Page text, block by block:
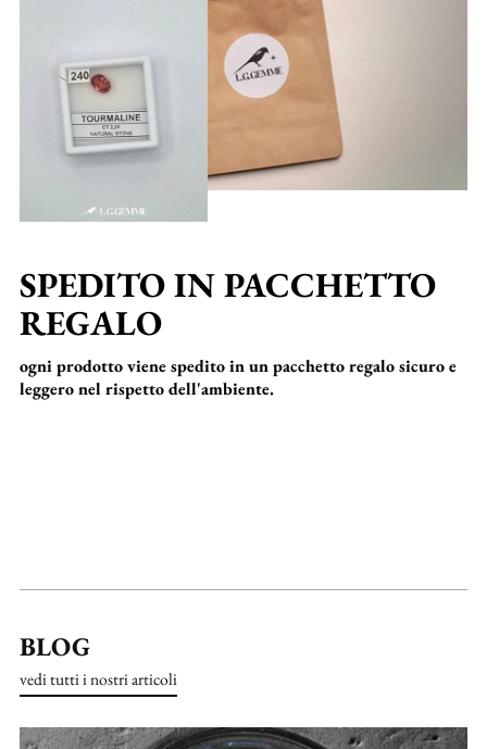
SPEDITO IN PACCHETTO
REGALO
ogni prodotto viene spedito in un pacchetto regalo sicuro e
leggero nel rispetto dell'ambiente.
BLOG
vedi tutti i nostri articoli